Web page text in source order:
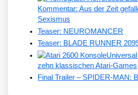
Kommentar: Aus der Zeit
Sexismus
Teaser: NEUROMANCER
Teaser: BLADE RUNNER
zehn klassischen Atari-Games
Final Trailer – SPIDER-MAN: